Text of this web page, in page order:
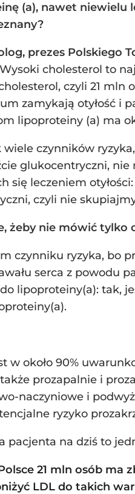
(a), nawet
prezes Polskiego
cholesterol to
czyli 21
zamykają otyłość i
lipoproteiny (a) ma
czynników
glukocentryczni,
się leczeniem
czyli nie
żeby nie mówić tylko
czynniku ryzyka, bo
serca z powodu
lipoproteiny(a): tak,
w około 90%
prozapalnie i
naczyniowe i
ryzyko
pacjenta na dziś to
21 mln osób
LDL do takich